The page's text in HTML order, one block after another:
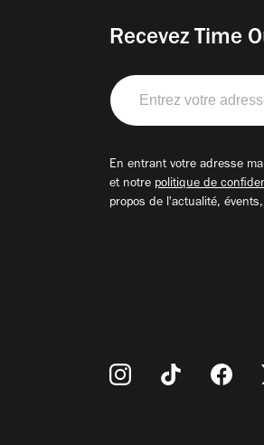
Recevez Time
Entrez
votre
adresse
En entrant votre adresse
et notre politique de
propos de l'actualité,